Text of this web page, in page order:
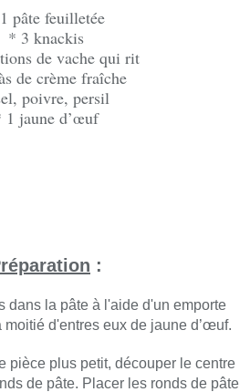
pâte feuilletée
* 3 knackis
de vache qui rit
de crème fraîche
poivre, persil
1 jaune d’œuf
:
dans la pâte à l'aide d'un emporte
d'entres eux de jaune d’œuf.
pièce plus petit, découper le centre
de pâte. Placer les ronds de pâte